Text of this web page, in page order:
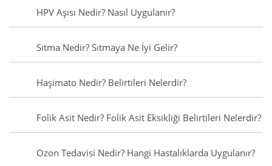
HPV Aşısı Nedir? Nasıl Uygulanır?
Sıtma Nedir? Sıtmaya Ne İyi Gelir?
Haşimato Nedir? Belirtileri Nelerdir?
Folik Asit Nedir? Folik Asit Eksikliği Belirtileri Nelerdir?
Ozon Tedavisi Nedir? Hangi Hastalıklarda Uygulanır?